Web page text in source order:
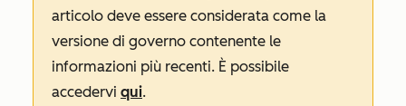
articolo deve essere considerata come la
versione di governo contenente le
informazioni più recenti. È possibile
accedervi qui.